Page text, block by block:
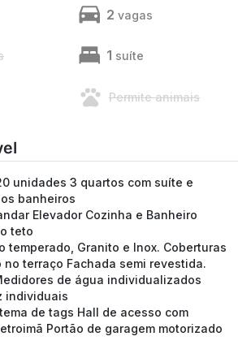
2 vagas
1 suíte
Permite animais
unidades 3 quartos com suíte e
banheiros
Elevador Cozinha e Banheiro
teto
temperado, Granito e Inox. Coberturas
no terraço Fachada semi revestida.
de água individualizados
individuais
de tags Hall de acesso com
Portão de garagem motorizado